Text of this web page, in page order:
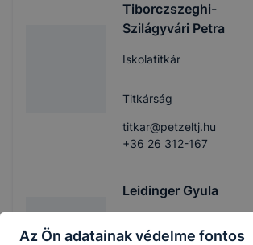
Tiborczszeghi-
Szilágyvári Petra
Iskolatitkár
Titkárság
titkar@petzeltj.hu
+36 26 312-167
Leidinger Gyula
Az Ön adatainak védelme fontos